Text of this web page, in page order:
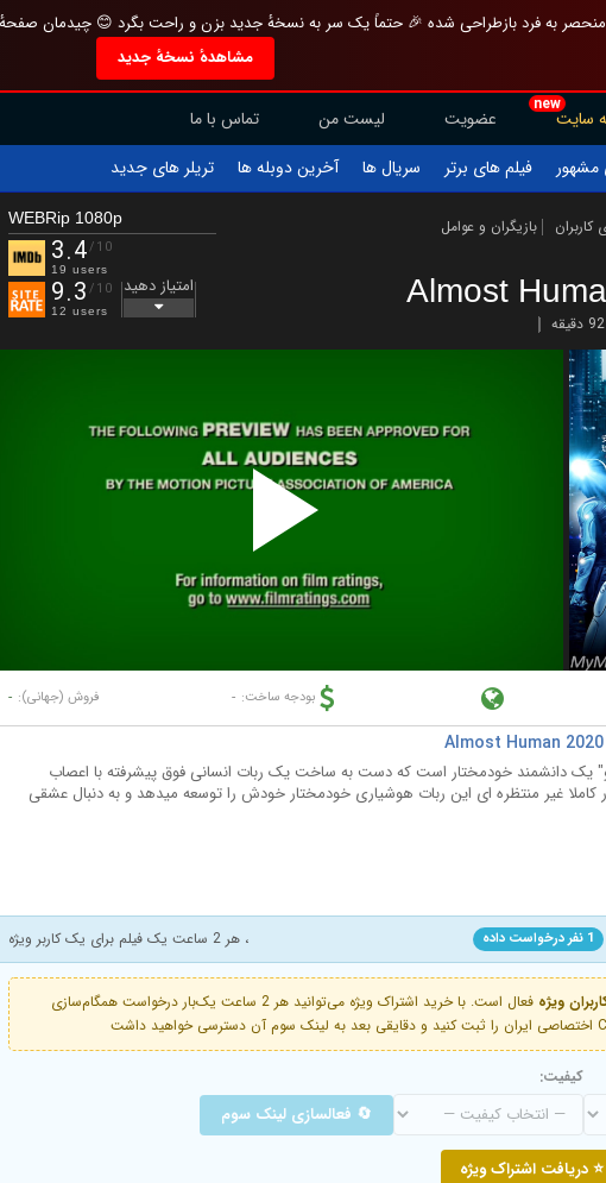
منحصر به فرد بازطراحی شده 🎉 حتماً یک سر به نسخهٔ جدید بزن و راحت بگرد 😊 چیدمان
مشاهدهٔ نسخهٔ جدید
new
سایت عضویت لیست من
تماس با ما
مشهور فیلم های برتر سریال ها آخرین دوبله ها تریلر های جدید
کاربران بازیگران و عوامل
Almost
92 دقیقه
WEBRip 1080p
3.4/10
19 users
9.3 /10
12 users
امتیاز دهید
Play
بودجه ساخت: - فروش (جهانی): -
یک دانشمند خودمختار است که دست به ساخت یک ربات انسانی فوق پیشرفته با اعصاب
کاملا غیر منتظره ای این ربات هوشیاری خودمختار خودش را توسعه میدهد و به دنبال عشقی
1 نفر درخواست داده ، هر 2 ساعت یک فیلم برای یک کاربر ویژه
ویژه
فعال است. با خرید اشتراک ویژه می‌توانید هر 2 ساعت یک‌بار درخواست همگام‌سازی
کیفیت:
🔄 فعالسازی لینک سوم
⭐ دریافت اشتراک ویژه